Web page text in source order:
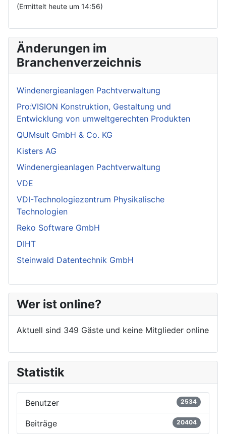
(Ermittelt heute um 14:56)
Änderungen im
Branchenverzeichnis
Windenergieanlagen Pachtverwaltung
Pro:VISION Konstruktion, Gestaltung und
Entwicklung von umweltgerechten Produkten
QUMsult GmbH & Co. KG
Kisters AG
Windenergieanlagen Pachtverwaltung
VDE
VDI-Technologiezentrum Physikalische
Technologien
Reko Software GmbH
DIHT
Steinwald Datentechnik GmbH
Wer ist online?
Aktuell sind 349 Gäste und keine Mitglieder online
Statistik
Benutzer 2534
Beiträge 20404